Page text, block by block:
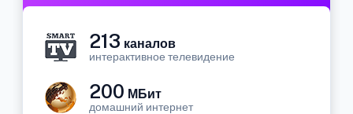
213 каналов
интерактивное телевидение
200 МБит
домашний интернет